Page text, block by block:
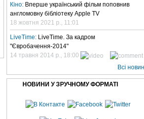
Кіно: Вперше український фільм поповнив
англомовну бібліотеку Apple TV
18 жовтня 2021 р., 11:01
LiveTime: LiveTime. За кадром
"Євробачення-2014"
14 травня 2014 р., 18:00
Всі
НОВИНИ У ЗРУЧНОМУ ФОРМАТІ